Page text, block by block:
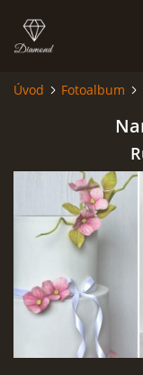
NIEČO O MNE A
FÓRUM - PORADŇA
DOBRÉ RADY
NAJČASTEJŠIE
Úvod Fotoalbum